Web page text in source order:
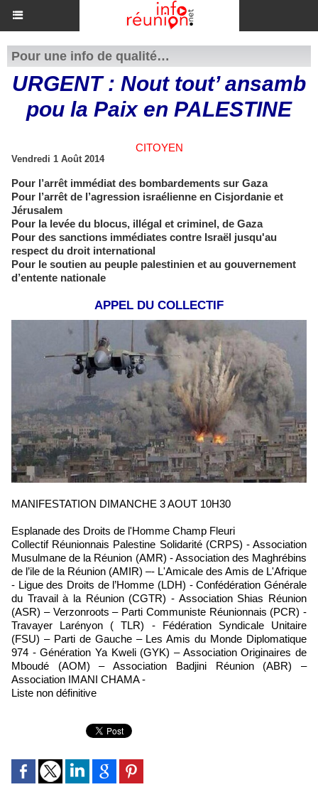
Pour une info de qualité…
URGENT : Nout tout’ ansamb
pou la Paix en PALESTINE
CITOYEN
Vendredi 1 Août 2014
Pour l’arrêt immédiat des bombardements sur Gaza
Pour l’arrêt de l’agression israélienne en Cisjordanie et
Jérusalem
Pour la levée du blocus, illégal et criminel, de Gaza
Pour des sanctions immédiates contre Israël jusqu'au
respect du droit international
Pour le soutien au peuple palestinien et au gouvernement
d’entente nationale
APPEL DU COLLECTIF
MANIFESTATION DIMANCHE 3 AOUT 10H30
Esplanade des Droits de l'Homme Champ Fleuri
Collectif Réunionnais Palestine Solidarité (CRPS) - Association
Musulmane de la Réunion (AMR) - Association des Maghrébins
de l’ile de la Réunion (AMIR) –- L'Amicale des Amis de L'Afrique
- Ligue des Droits de l’Homme (LDH) - Confédération Générale
du Travail à la Réunion (CGTR) - Association Shias Réunion
(ASR) – Verzonroots – Parti Communiste Réunionnais (PCR) -
Travayer Larényon ( TLR) - Fédération Syndicale Unitaire
(FSU) – Parti de Gauche – Les Amis du Monde Diplomatique
974 - Génération Ya Kweli (GYK) – Association Originaires de
Mboudé (AOM) – Association Badjini Réunion (ABR) –
Association IMANI CHAMA -
Liste non définitive